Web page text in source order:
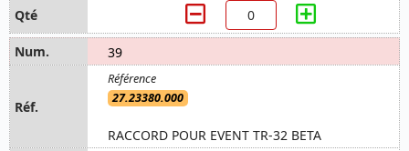
39
27.23380.000
RACCORD POUR EVENT TR-32 BETA